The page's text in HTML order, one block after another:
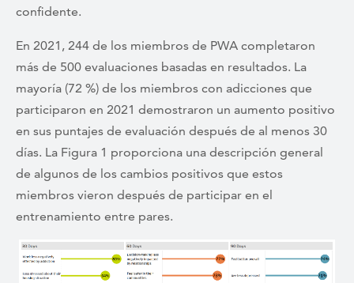
confidente.
En 2021, 244 de los miembros de PWA completaron
más de 500 evaluaciones basadas en resultados. La
mayoría (72 %) de los miembros con adicciones que
participaron en 2021 demostraron un aumento positivo
en sus puntajes de evaluación después de al menos 30
días. La Figura 1 proporciona una descripción general
de algunos de los cambios positivos que estos
miembros vieron después de participar en el
entrenamiento entre pares.